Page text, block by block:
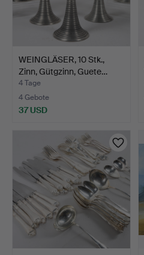
WEINGLÄSER, 10 Stk.,
Zinn, Gütgzinn, Guete…
4 Tage
4 Gebote
37 USD